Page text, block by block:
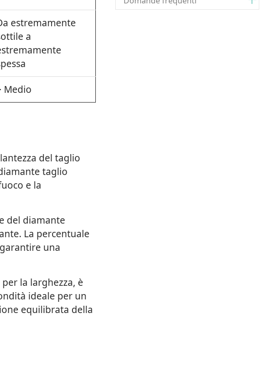
estremamente
a
Medio
del taglio
taglio
e la
del diamante
La percentuale
una
la larghezza, è
ideale per un
equilibrata della